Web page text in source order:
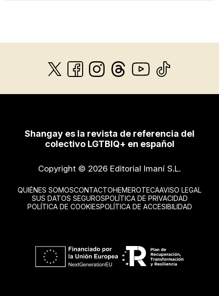
Shangay es la revista de referencia del
colectivo LGTBIQ+ en español
Copyright © 2026 Editorial Imaní S.L.
QUIÉNES SOMOSCONTACTOHEMEROTECAAVISO LEGAL
SUS DATOS SEGUROSPOLÍTICA DE PRIVACIDAD
POLÍTICA DE COOKIESPOLÍTICA DE ACCESIBILIDAD